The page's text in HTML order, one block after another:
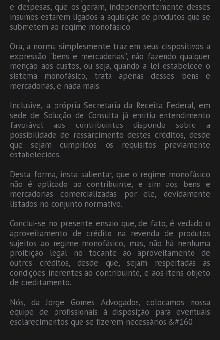
e despesas, que os geram, independentemente desses
insumos estarem ligados a aquisição de produtos que se
submetem ao regime monofásico.
Ora, a norma simplesmente traz em seus dispositivos a
expressão “bens e mercadorias”, não fazendo qualquer
menção aos custos, ou seja, quando a lei estabelece o
sistema monofásico, trata apenas desses bens e
mercadorias, e nada mais.
Inclusive, a própria Secretaria da Receita Federal, em
sede de Solução de Consulta já emitiu entendimento
favorável aos contribuintes dispondo sobre a
possibilidade de ressarcimento destes créditos, desde
que sejam cumpridos os requisitos previamente
estabelecidos.
Desta forma, insta salientar, que o regime monofásico
não é aplicado ao contribuinte, e sim aos bens e
mercadorias comercializadas por ele, devidamente
listados no conjunto normativo.
Conclui-se no presente ensaio que, de fato, é vedado o
aproveitamento de crédito na revenda de produtos
sujeitos ao regime monofásico, mas, não há nenhuma
proibição legal no tocante ao aproveitamento de
outros créditos, desde que, sejam respeitadas as
condições inerentes ao contribuinte, e aos itens objeto
de creditamento.
Nós, da Jorge Gomes Advogados, colocamos nossa
equipe de profissionais à disposição para eventuais
esclarecimentos que se fizerem necessários.&#160